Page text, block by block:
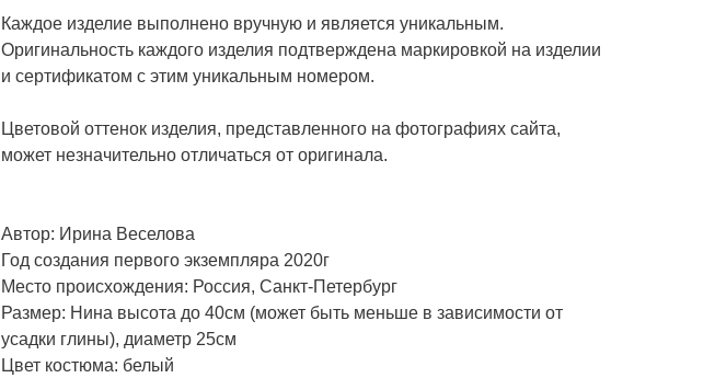
Каждое изделие выполнено вручную и является уникальным.
Оригинальность каждого изделия подтверждена маркировкой на изделии
и сертификатом с этим уникальным номером.
Цветовой оттенок изделия, представленного на фотографиях сайта,
может незначительно отличаться от оригинала.
Автор: Ирина Веселова
Год создания первого экземпляра 2020г
Место происхождения: Россия, Санкт-Петербург
Размер: Нина высота до 40см (может быть меньше в зависимости от
усадки глины), диаметр 25см
Цвет костюма: белый